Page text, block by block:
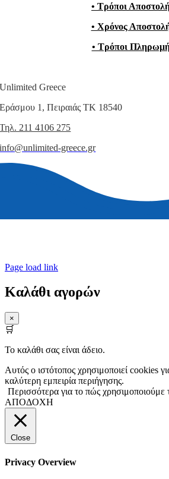
• Τρόποι
• Χρόνος
• Τρόποι
Unlimited Greece
Εράσμου 1, Πειραιάς ΤΚ 18540
Τηλ. 211 4106 275
info@unlimited-greece.gr
Page load link
Καλάθι αγορών
×
🛒
Το καλάθι σας είναι άδειο.
Αυτός ο ιστότοπος χρησιμοποιεί cookies
καλύτερη εμπειρία περιήγησης.
Περισσότερα για το πώς χρησιμοποιούμε
ΑΠΟΔΟΧΗ
Close
Privacy Overview